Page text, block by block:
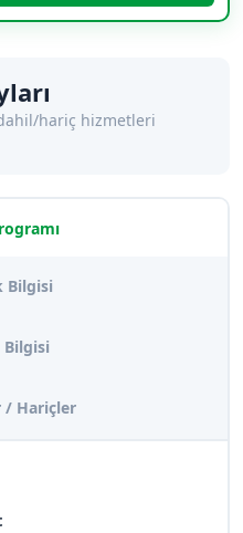
hariç hizmetleri
Bilgisi
Bilgisi
/ Hariçler